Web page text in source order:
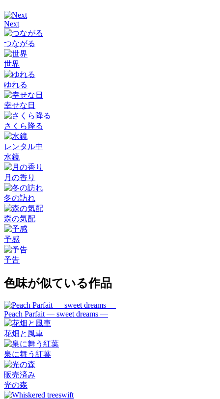
Next
つながる
世界
ゆれる
幸せな日
さくら降る
レンタル中
水鏡
月の香り
冬の訪れ
森の気配
予感
予告
色味が似ている作品
Peach Parfait ― sweet dreams ―
花畑と風車
泉に舞う紅葉
販売済み
光の森